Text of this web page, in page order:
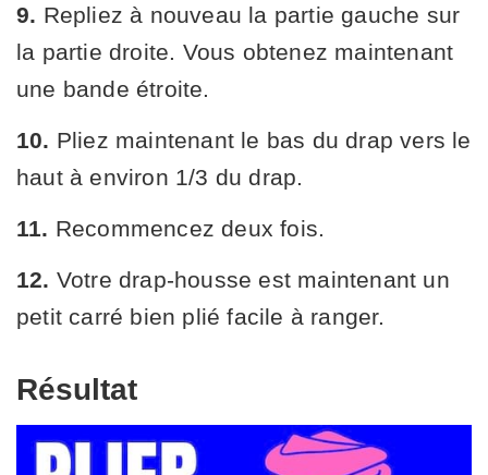
9. Repliez à nouveau la partie gauche sur
la partie droite. Vous obtenez maintenant
une bande étroite.
10. Pliez maintenant le bas du drap vers le
haut à environ 1/3 du drap.
11. Recommencez deux fois.
12. Votre drap-housse est maintenant un
petit carré bien plié facile à ranger.
Résultat